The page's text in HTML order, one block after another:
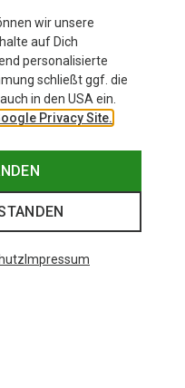
wir unsere
auf Dich
personalisierte
schließt ggf. die
in den USA ein.
Privacy Site.
Impressum